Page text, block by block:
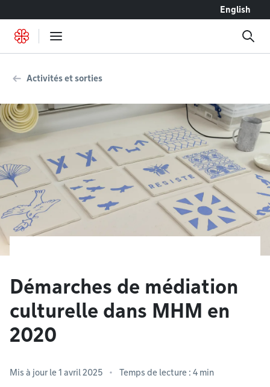
English
Activités et sorties
Démarches de médiation
culturelle dans MHM en
2020
Mis à jour le 1 avril 2025 Temps de lecture : 4 min